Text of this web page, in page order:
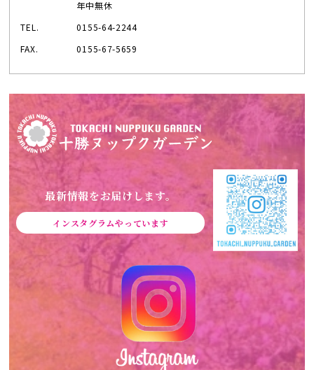
年中無休
TEL.
0155-64-2244
FAX.
0155-67-5659
最新情報をお届けします。
インスタグラムやっています